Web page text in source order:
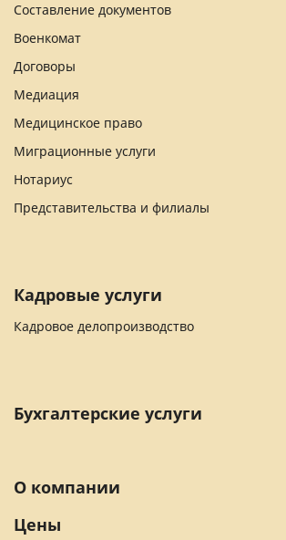
Составление документов
Военкомат
Договоры
Медиация
Медицинское право
Миграционные услуги
Нотариус
Представительства и филиалы
Кадровые услуги
Кадровое делопроизводство
Бухгалтерские услуги
О компании
Цены